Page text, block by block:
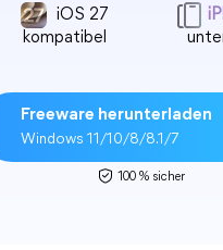
iOS 27
kompatibel
Freeware herunterladen
Windows 11/10/8/8.1/7
100 % sicher